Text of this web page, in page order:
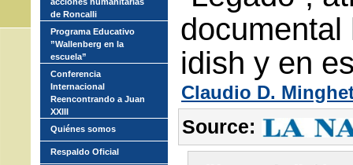
documental
idish y en
Claudio D.
Source:
de Roncalli
Programa Educativo
”Wallenberg en la
escuela”
Conferencia
Internacional
Reencontrando a Juan
XXIII
Quiénes somos
Respaldo Oficial